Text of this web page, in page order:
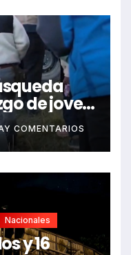
de joven
COMENTARIOS
Nacionales
y 16